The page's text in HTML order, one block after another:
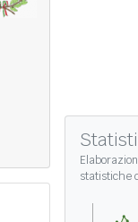
statistiche